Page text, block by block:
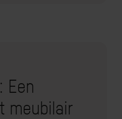
Een
meubilair